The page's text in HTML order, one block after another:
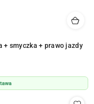
smyczka + prawo jazdy